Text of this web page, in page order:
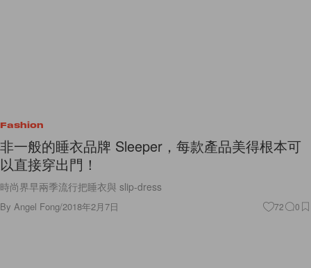
Fashion
非一般的睡衣品牌 Sleeper，每款產品美得根本可
以直接穿出門！
時尚界早兩季流行把睡衣與 slip-dress
By Angel Fong/2018年2月7日 72 0